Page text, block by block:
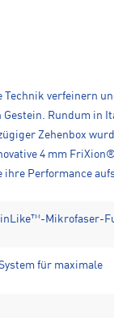
verfeinern
Rundum
Zehenbox
4 mm
Performance
Mikrofaser-
für maximale